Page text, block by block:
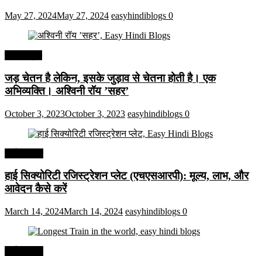
May 27, 2024May 27, 2024 easyhindiblogs 0
जड़ चेतन है लेकिन, इसके जुड़ाव से चेतना होती है। एक
अभिव्यक्ति। अश्विनी रॉय ’सहर’
October 3, 2023October 3, 2023 easyhindiblogs 0
हाई सिक्योरिटी रजिस्ट्रेशन प्लेट (एचएसआरपी): मूल्य, लाभ, और
आवेदन कैसे करें
March 14, 2024March 14, 2024 easyhindiblogs 0